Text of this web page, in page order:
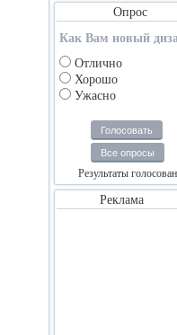
Опрос
Как Вам новый
Отлично
Хорошо
Ужасно
Голосовать
Все опросы
Результаты
Реклама